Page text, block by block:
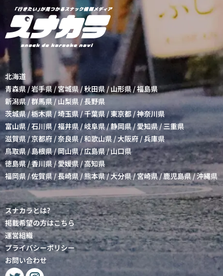
北海道
青森県/岩手県/宮城県/秋田県 / 山形県/福島県
新潟県/群馬県 / 山梨県 /長野県
茨城県 /栃木県/埼玉県/千葉県/東京都 /神奈川県
富山県 /石川県 /福井県/岐阜県/静岡県/愛知県/三重県
滋賀県/京都府/奈良県 /和歌山県/大阪府 /兵庫県
鳥取県 / 島根県/岡山県/広島県/山口県
徳島県/香川県/愛媛県 /高知県
福岡県 /佐賀県 /長崎県/熊本県/大分県/宮崎県/鹿児島県/沖縄県
スナカラとは?
掲載希望の方はこちら
運営組織
プライバシーポリシー
お問い合わせ